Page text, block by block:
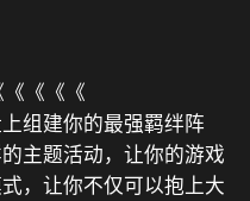
《《《
组建你的最强羁绊阵
主题活动，让你的游戏
，让你不仅可以抱上大